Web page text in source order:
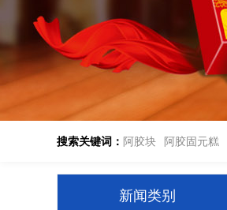
搜索关键词： 阿胶块 阿胶固元糕
新闻类别